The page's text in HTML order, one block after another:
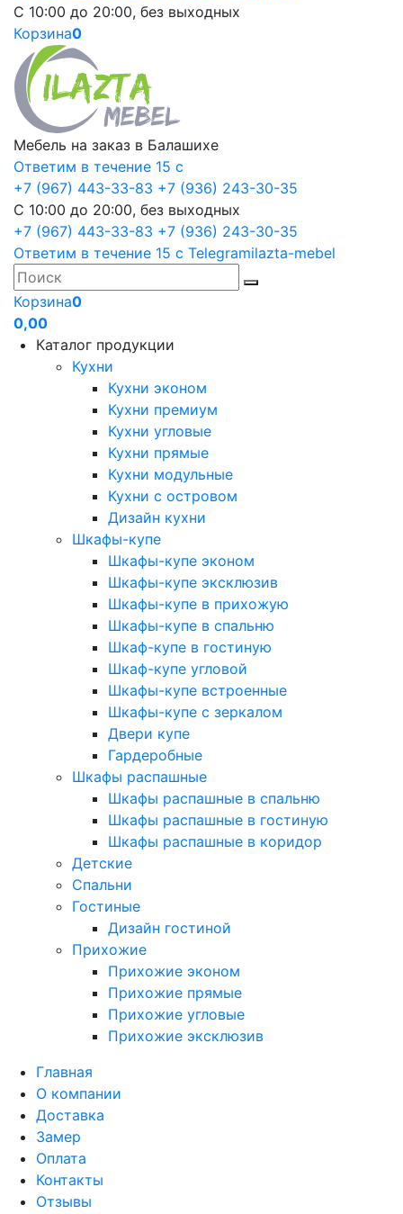
С 10:00 до 20:00, без выходных
Корзина0
Мебель на заказ в Балашихе
Ответим в течение 15 с
+7 (967) 443-33-83 +7 (936) 243-30-35
С 10:00 до 20:00, без выходных
+7 (967) 443-33-83 +7 (936) 243-30-35
Ответим в течение 15 с Telegramilazta-mebel
Корзина0
0,00
Каталог продукции
Кухни
Кухни эконом
Кухни премиум
Кухни угловые
Кухни прямые
Кухни модульные
Кухни с островом
Дизайн кухни
Шкафы-купе
Шкафы-купе эконом
Шкафы-купе эксклюзив
Шкафы-купе в прихожую
Шкафы-купе в спальню
Шкаф-купе в гостиную
Шкаф-купе угловой
Шкафы-купе встроенные
Шкафы-купе с зеркалом
Двери купе
Гардеробные
Шкафы распашные
Шкафы распашные в спальню
Шкафы распашные в гостиную
Шкафы распашные в коридор
Детские
Спальни
Гостиные
Дизайн гостиной
Прихожие
Прихожие эконом
Прихожие прямые
Прихожие угловые
Прихожие эксклюзив
Главная
О компании
Доставка
Замер
Оплата
Контакты
Отзывы